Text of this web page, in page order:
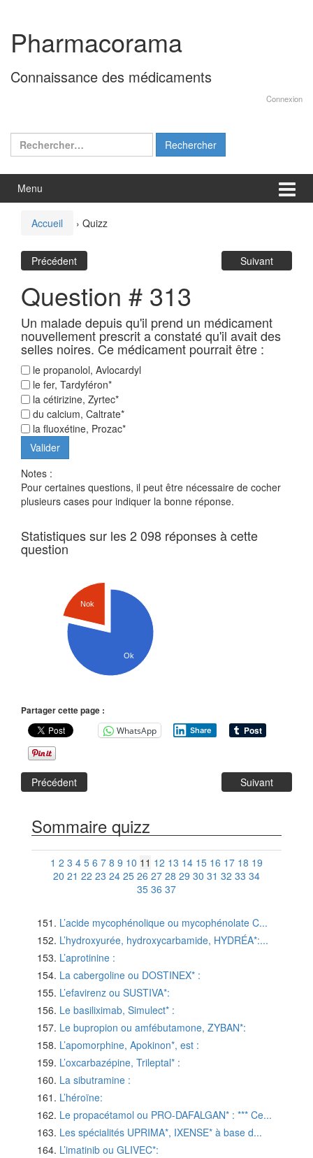
contenu
menu
principal
Pharmacorama
Connaissance des médicaments
Connexion
Rechercher :
Menu
Accueil › Quizz
Précédent Suivant
Question # 313
Un malade depuis qu'il prend un médicament
nouvellement prescrit a constaté qu'il avait des
selles noires. Ce médicament pourrait être :
le propanolol, Avlocardyl
le fer, Tardyféron*
la cétirizine, Zyrtec*
du calcium, Caltrate*
la fluoxétine, Prozac*
Notes :
Pour certaines questions, il peut être nécessaire de cocher
plusieurs cases pour indiquer la bonne réponse.
Statistiques sur les 2 098 réponses à cette
question
Nok
Ok
Partager cette page :
WhatsApp Share
Précédent Suivant
Sommaire quizz
1 2 3 4 5 6 7 8 9 10 11 12 13 14 15 16 17 18 19
20 21 22 23 24 25 26 27 28 29 30 31 32 33 34
35 36 37
L’acide mycophénolique ou mycophénolate C...
L’hydroxyurée, hydroxycarbamide, HYDRÉA*:...
L’aprotinine :
La cabergoline ou DOSTINEX* :
L’efavirenz ou SUSTIVA*:
Le basiliximab, Simulect* :
Le bupropion ou amfébutamone, ZYBAN*:
L’apomorphine, Apokinon*, est :
L’oxcarbazépine, Trileptal* :
La sibutramine :
L’héroïne:
Le propacétamol ou PRO-DAFALGAN* : *** Ce...
Les spécialités UPRIMA*, IXENSE* à base d...
L’imatinib ou GLIVEC*: